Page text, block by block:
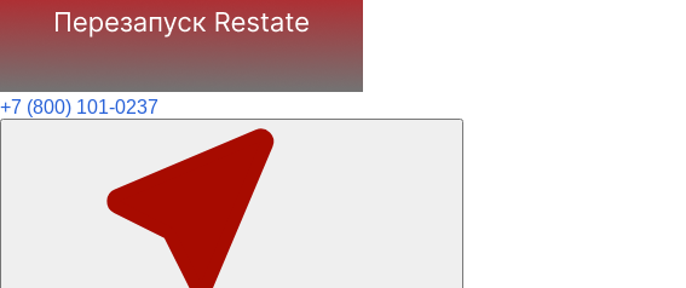
+7 (800) 101-0237